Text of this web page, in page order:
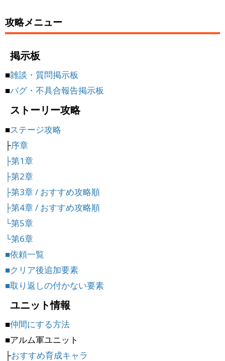
攻略メニュー
掲示板
■雑談・質問掲示板
■バグ・不具合報告掲示板
ストーリー攻略
■ステージ攻略
├序章
├第1章
├第2章
├第3章/ おすすめ攻略順
├第4章/ おすすめ攻略順
└第5章
└第6章
■依頼一覧
■クリア後追加要素
■取り返しの付かない要素
ユニット情報
■仲間にする方法
■アルム軍ユニット
├おすすめ育成キャラ